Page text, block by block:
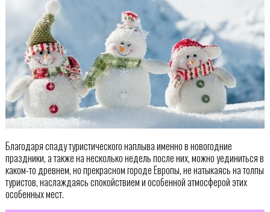
Благодаря спаду туристического наплыва именно в новогодние
праздники, а также на несколько недель после них, можно уединиться в
каком-то древнем, но прекрасном городе Европы, не натыкаясь на толпы
туристов, наслаждаясь спокойствием и особенной атмосферой этих
особенных мест.